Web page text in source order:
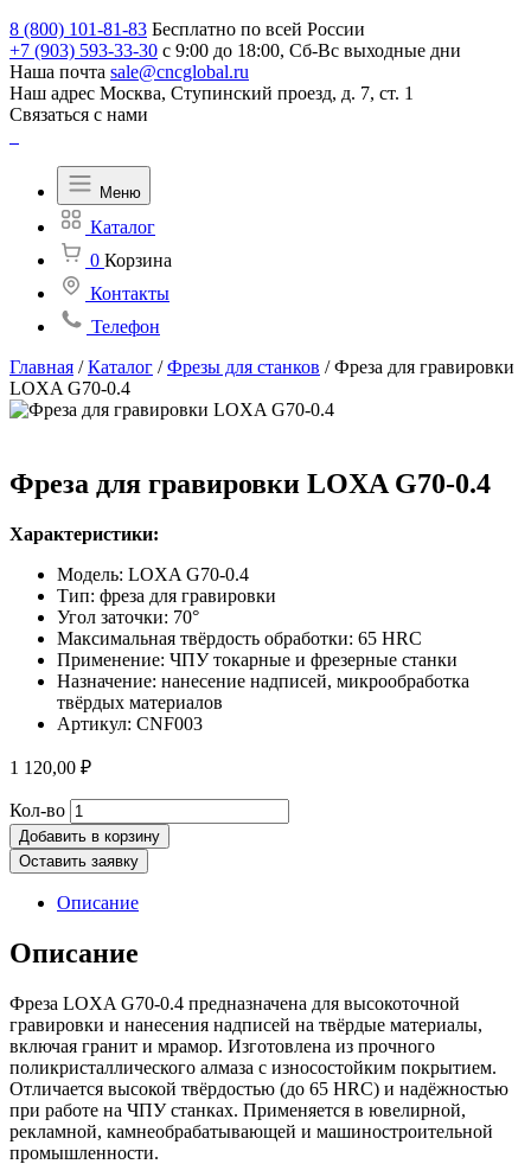
8 (800) 101-81-83 Бесплатно по всей России
+7 (903) 593-33-30 с 9:00 до 18:00, Сб-Вс выходные дни
Наша почта sale@cncglobal.ru
Наш адрес Москва, Ступинский проезд, д. 7, ст. 1
Связаться с нами
Меню
Каталог
0 Корзина
Контакты
Телефон
Главная /Каталог /Фрезы для станков /Фреза для гравировки
LOXA G70-0.4
Фреза для гравировки LOXA G70-0.4
Характеристики:
Модель: LOXA G70-0.4
Тип: фреза для гравировки
Угол заточки: 70°
Максимальная твёрдость обработки: 65 HRC
Применение: ЧПУ токарные и фрезерные станки
Назначение: нанесение надписей, микрообработка
твёрдых материалов
Артикул: CNF003
1 120,00 ₽
Кол-во Количество
товара
Фреза
для
LOXA
0.4
Добавить в корзину
Оставить заявку
Описание
Описание
Фреза LOXA G70-0.4 предназначена для высокоточной
гравировки и нанесения надписей на твёрдые материалы,
включая гранит и мрамор. Изготовлена из прочного
поликристаллического алмаза с износостойким покрытием.
Отличается высокой твёрдостью (до 65 HRC) и надёжностью
при работе на ЧПУ станках. Применяется в ювелирной,
рекламной, камнеобрабатывающей и машиностроительной
промышленности.